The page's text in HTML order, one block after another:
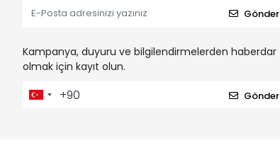
Gönder
Kampanya, duyuru ve bilgilendirmelerden haberdar
olmak için kayıt olun.
Gönder